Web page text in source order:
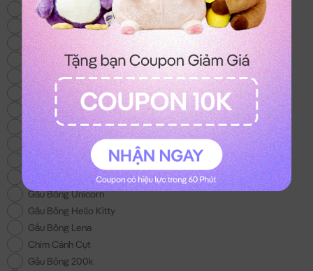
Khuyến Mãi
Gấu Bông Tình Yêu
Trái Cây Bông
Gối Chữ U
Gấu Bông Stitch
Gấu Bông To
Vịt Bông
Cừu Bông
Gấu Bông Khủng Long
Gấu Bông Tốt Nghiệp
Gấu Brown
Gấu Bông Unicorn
Gấu Bông Hello Kitty
Gấu Bông Lena
Chim Cánh Cụt
Gấu Bông 200k